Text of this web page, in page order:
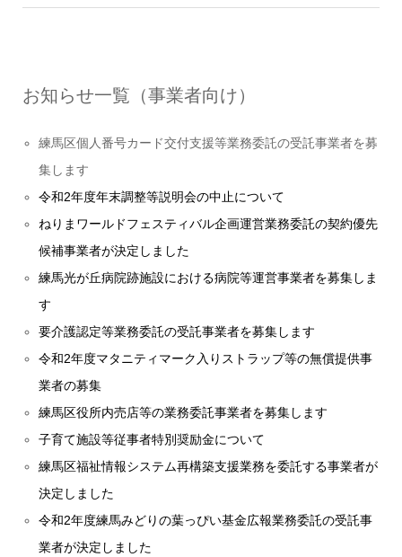
お知らせ一覧（事業者向け）
練馬区個人番号カード交付支援等業務委託の受託事業者を募
集します
令和2年度年末調整等説明会の中止について
ねりまワールドフェスティバル企画運営業務委託の契約優先
候補事業者が決定しました
練馬光が丘病院跡施設における病院等運営事業者を募集しま
す
要介護認定等業務委託の受託事業者を募集します
令和2年度マタニティマーク入りストラップ等の無償提供事
業者の募集
練馬区役所内売店等の業務委託事業者を募集します
子育て施設等従事者特別奨励金について
練馬区福祉情報システム再構築支援業務を委託する事業者が
決定しました
令和2年度練馬みどりの葉っぴい基金広報業務委託の受託事
業者が決定しました